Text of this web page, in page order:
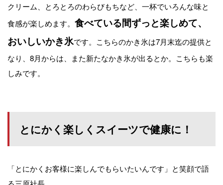
クリーム、とろとろのわらびもちなど、一杯でいろんな味と
食感が楽しめます。 食べている間ずっと楽しめて、
おいしいかき氷です。こちらのかき氷は7月末迄の提供と
なり、8月からは、また新たなかき氷が出るとか。こちらも楽
しみです。
とにかく楽しくスイーツで健康に！
「とにかくお客様に楽しんでもらいたいんです」と笑顔で語